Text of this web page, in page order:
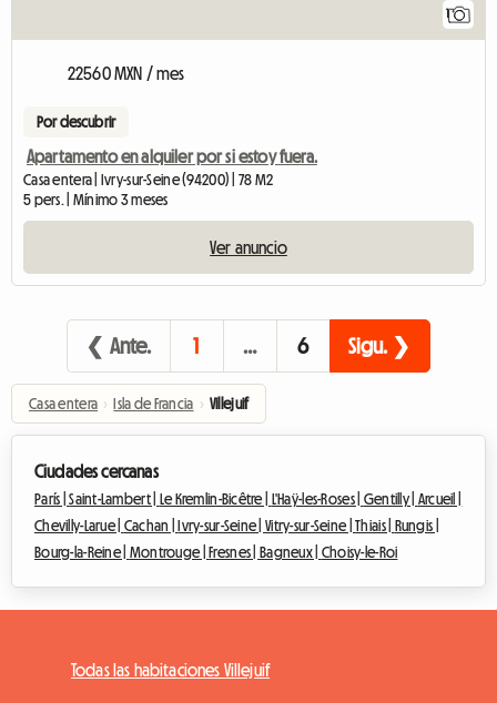
1
22560 MXN / mes
Por descubrir
Apartamento en alquiler por si estoy fuera.
Casa entera | Ivry-sur-Seine (94200) | 78 M2
5 pers. | Mínimo 3 meses
Ver anuncio
❮ Ante. 1 … 6 Sigu. ❯
Casa entera › Isla de Francia › Villejuif
Ciudades cercanas
París |Saint-Lambert | Le Kremlin-Bicêtre | L'Haÿ-les-Roses | Gentilly | Arcueil |
Chevilly-Larue | Cachan |Ivry-sur-Seine |Vitry-sur-Seine |Thiais | Rungis |
Bourg-la-Reine | Montrouge |Fresnes | Bagneux | Choisy-le-Roi
Todas las habitaciones Villejuif